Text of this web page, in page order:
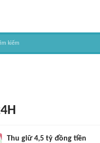
Thu giữ 4,5 tỷ đồng tiền